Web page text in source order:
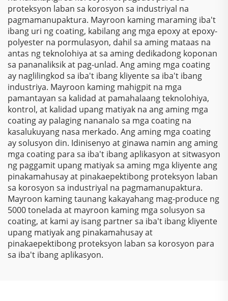
proteksyon laban sa korosyon sa industriyal na
pagmamanupaktura. Mayroon kaming maraming iba't
ibang uri ng coating, kabilang ang mga epoxy at epoxy-
polyester na pormulasyon, dahil sa aming mataas na
antas ng teknolohiya at sa aming dedikadong koponan
sa pananaliksik at pag-unlad. Ang aming mga coating
ay naglilingkod sa iba't ibang kliyente sa iba't ibang
industriya. Mayroon kaming mahigpit na mga
pamantayan sa kalidad at pamahalaang teknolohiya,
kontrol, at kalidad upang matiyak na ang aming mga
coating ay palaging nananalo sa mga coating na
kasalukuyang nasa merkado. Ang aming mga coating
ay solusyon din. Idinisenyo at ginawa namin ang aming
mga coating para sa iba't ibang aplikasyon at sitwasyon
ng paggamit upang matiyak sa aming mga kliyente ang
pinakamahusay at pinakaepektibong proteksyon laban
sa korosyon sa industriyal na pagmamanupaktura.
Mayroon kaming taunang kakayahang mag-produce ng
5000 tonelada at mayroon kaming mga solusyon sa
coating, at kami ay isang partner sa iba't ibang kliyente
upang matiyak ang pinakamahusay at
pinakaepektibong proteksyon laban sa korosyon para
sa iba't ibang aplikasyon.